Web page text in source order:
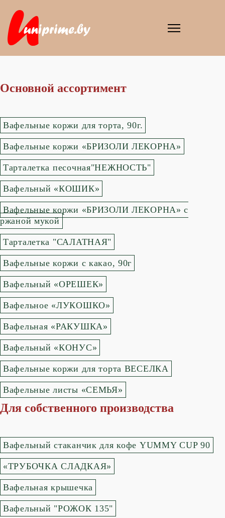
Основной ассортимент
Вафельные коржи для торта, 90г.
Вафельные коржи «БРИЗОЛИ ЛЕКОРНА»
Тарталетка песочная"НЕЖНОСТЬ"
Вафельный «КОШИК»
Вафельные коржи «БРИЗОЛИ ЛЕКОРНА» с
ржаной мукой
Тарталетка "САЛАТНАЯ"
Вафельные коржи с какао, 90г
Вафельный «ОРЕШЕК»
Вафельное «ЛУКОШКО»
Вафельная «РАКУШКА»
Вафельный «КОНУС»
Вафельные коржи для торта ВЕСЕЛКА
Вафельные листы «СЕМЬЯ»
Для собственного производства
Вафельный стаканчик для кофе YUMMY CUP 90
«ТРУБОЧКА СЛАДКАЯ»
Вафельная крышечка
Вафельный "РОЖОК 135"